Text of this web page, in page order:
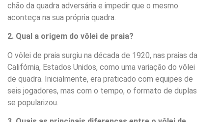
chão da quadra adversária e impedir que o mesmo
aconteça na sua própria quadra.
2. Qual a origem do vôlei de praia?
O vôlei de praia surgiu na década de 1920, nas praias da
Califórnia, Estados Unidos, como uma variação do vôlei
de quadra. Inicialmente, era praticado com equipes de
seis jogadores, mas com o tempo, o formato de duplas
se popularizou.